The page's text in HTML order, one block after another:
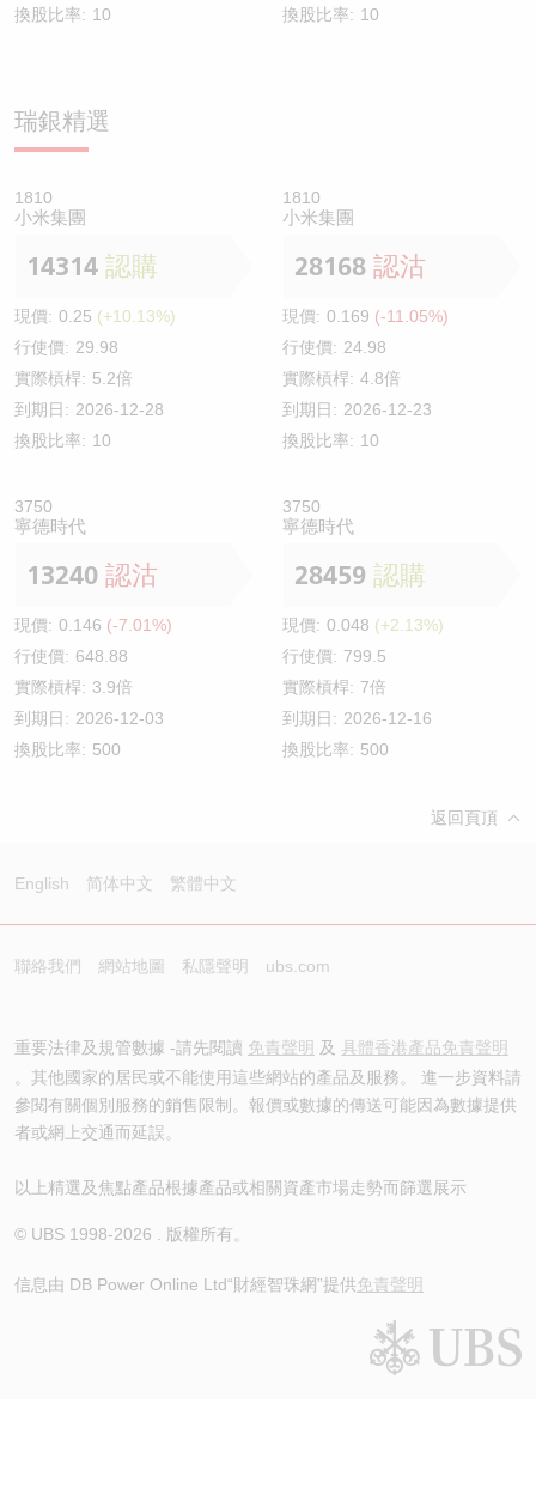
換股比率: 10
換股比率: 10
瑞銀精選
1810
小米集團
14314 認購
現價: 0.25 (+10.13%)
行使價: 29.98
實際槓桿: 5.2倍
到期日: 2026-12-28
換股比率: 10
1810
小米集團
28168 認沽
現價: 0.169 (-11.05%)
行使價: 24.98
實際槓桿: 4.8倍
到期日: 2026-12-23
換股比率: 10
3750
寧德時代
13240 認沽
現價: 0.146 (-7.01%)
行使價: 648.88
實際槓桿: 3.9倍
到期日: 2026-12-03
換股比率: 500
3750
寧德時代
28459 認購
現價: 0.048 (+2.13%)
行使價: 799.5
實際槓桿: 7倍
到期日: 2026-12-16
換股比率: 500
返回頁頂
English 简体中文 繁體中文
聯絡我們 網站地圖 私隱聲明 ubs.com
重要法律及規管數據 -請先閱讀 免責聲明 及 具體香港產品免責聲明
。其他國家的居民或不能使用這些網站的產品及服務。 進一步資料請
參閱有關個別服務的銷售限制。報價或數據的傳送可能因為數據提供
者或網上交通而延誤。
以上精選及焦點產品根據產品或相關資產市場走勢而篩選展示
© UBS 1998-2026 . 版權所有。
信息由 DB Power Online Ltd“財經智珠網”提供免責聲明